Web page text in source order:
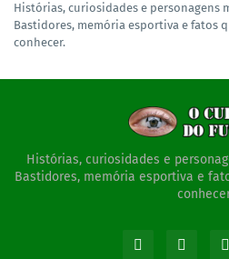
Histórias, curiosidades e personagens
Bastidores, memória esportiva e fatos
conhecer.
Histórias, curiosidades e
Bastidores, memória esportiva e